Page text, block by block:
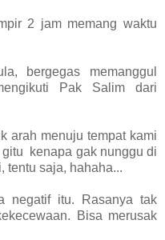
2 jam memang waktu
bergegas memanggul
Pak Salim dari
arah menuju tempat kami
kenapa gak nunggu di
tentu saja, hahaha...
negatif itu. Rasanya tak
Bisa merusak